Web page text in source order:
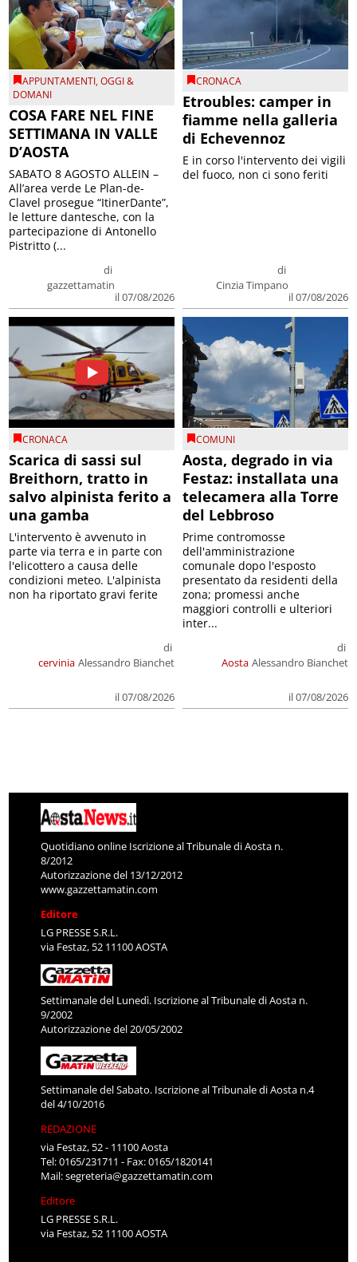
APPUNTAMENTI,OGGI &
DOMANI
COSA FARE NEL FINE
SETTIMANA IN VALLE
D’AOSTA
di
gazzettamatin
il 07/08/2026
SABATO 8 AGOSTO ALLEIN –
All’area verde Le Plan-de-
Clavel prosegue “ItinerDante”,
le letture dantesche, con la
partecipazione di Antonello
Pistritto (...
CRONACA
Etroubles: camper in
fiamme nella galleria
di Echevennoz
di
Cinzia Timpano
il 07/08/2026
E in corso l'intervento dei vigili
del fuoco, non ci sono feriti
CRONACA
Scarica di sassi sul
Breithorn, tratto in
salvo alpinista ferito a
una gamba
cervinia
di
Alessandro Bianchet
il 07/08/2026
L'intervento è avvenuto in
parte via terra e in parte con
l'elicottero a causa delle
condizioni meteo. L'alpinista
non ha riportato gravi ferite
COMUNI
Aosta, degrado in via
Festaz: installata una
telecamera alla Torre
del Lebbroso
Aosta
di
Alessandro Bianchet
il 07/08/2026
Prime contromosse
dell'amministrazione
comunale dopo l'esposto
presentato da residenti della
zona; promessi anche
maggiori controlli e ulteriori
inter...
Quotidiano online Iscrizione al Tribunale di Aosta n.
8/2012
Autorizzazione del 13/12/2012
www.gazzettamatin.com
Editore
LG PRESSE S.R.L.
via Festaz, 52 11100 AOSTA
Settimanale del Lunedì. Iscrizione al Tribunale di Aosta n.
9/2002
Autorizzazione del 20/05/2002
Settimanale del Sabato. Iscrizione al Tribunale di Aosta n.4
del 4/10/2016
REDAZIONE
via Festaz, 52 - 11100 Aosta
Tel: 0165/231711 - Fax: 0165/1820141
Mail:segreteria@gazzettamatin.com
Editore
LG PRESSE S.R.L.
via Festaz, 52 11100 AOSTA